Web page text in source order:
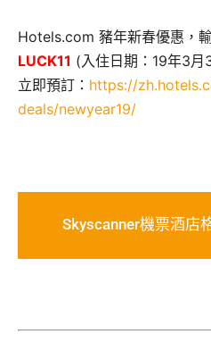
Hotels.com 豬年新春優惠，輸
LUCK11 (入住日期：19年3月
立即預訂： https://
deals/newyear19/
Skyscanner機票酒店